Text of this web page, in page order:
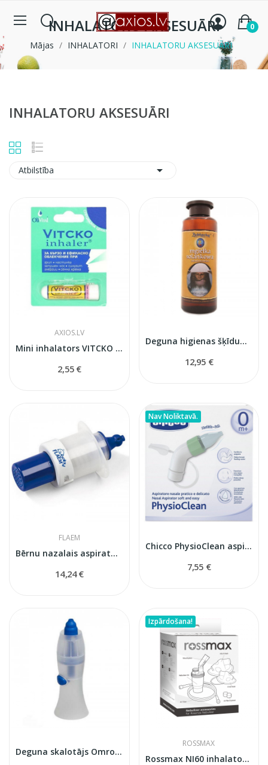
0
INHALATORU AKSESUĀRI
Mājas INHALATORI INHALATORU AKSESUĀRI
INHALATORU AKSESUĀRI
Atbilstība 
AXIOS.LV
Mini inhalators VITCKO ar ēteriskajam eļļām
2,55 €
Deguna higienas šķīdums 950 ml
12,95 €
FLAEM
Bērnu nazalais aspirators Flaem
14,24 €
Nav Noliktavā.
Chicco PhysioClean aspirators
7,55 €
Deguna skalotājs Omron NEB014
Izpārdošana!
ROSSMAX
Rossmax NI60 inhalatora komplekts